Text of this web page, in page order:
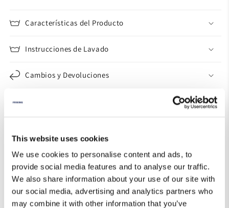
This website uses cookies
We use cookies to personalise content and ads, to
provide social media features and to analyse our traffic.
We also share information about your use of our site with
our social media, advertising and analytics partners who
may combine it with other information that you’ve
Características del Producto
Instrucciones de Lavado
Cambios y Devoluciones